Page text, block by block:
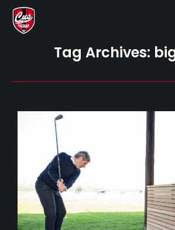
Tag Archives: